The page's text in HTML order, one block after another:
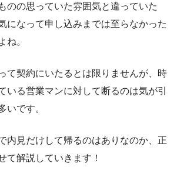
のの思っていた雰囲気と違っていた
になって申し込みまでは至らなかった
ね。
て契約にいたるとは限りませんが、時
いる営業マンに対して断るのは気が引
いです。
内見だけして帰るのはありなのか、正
て解説していきます！